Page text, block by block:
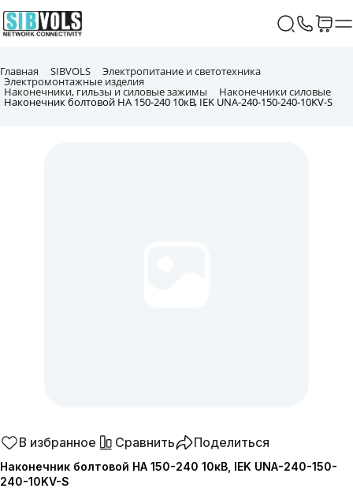
Главная SIBVOLS Электропитание и светотехника
Электромонтажные изделия
Наконечники, гильзы и силовые зажимы Наконечники силовые
Наконечник болтовой НА 150-240 10кВ, IEK UNA-240-150-240-10KV-S
В избранное Сравнить Поделиться
Наконечник болтовой НА 150-240 10кВ, IEK UNA-240-150-
240-10KV-S